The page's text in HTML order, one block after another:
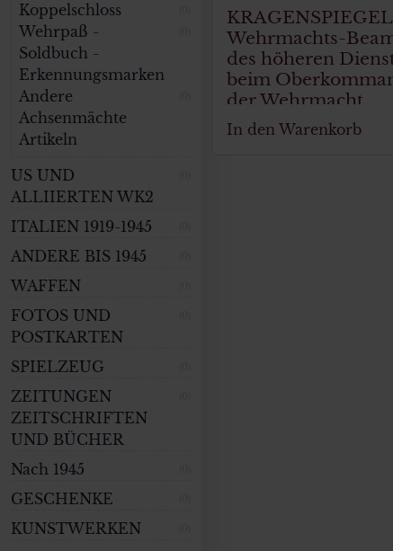
Wehrmachts-
des höheren
beim
der Wehrmacht
In den Warenkorb
Koppelschloss
Wehrpaß -
Soldbuch -
Erkennungsmarken
Andere
Achsenmächte
Artikeln
US UND
ALLIIERTEN WK2
ITALIEN 1919-1945
ANDERE BIS 1945
WAFFEN
FOTOS UND
POSTKARTEN
SPIELZEUG
ZEITUNGEN
ZEITSCHRIFTEN
UND BÜCHER
Nach 1945
GESCHENKE
KUNSTWERKEN